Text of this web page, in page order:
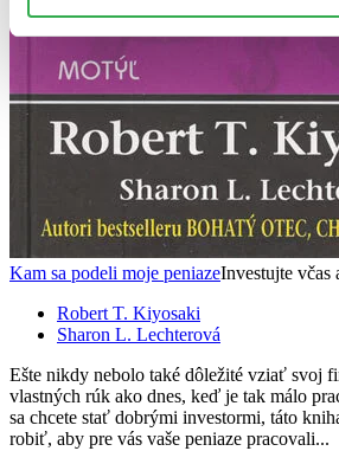
Kam sa podeli moje peniazeInvestujte včas
Robert T. Kiyosaki
Sharon L. Lechterová
Ešte nikdy nebolo také dôležité vziať svoj
vlastných rúk ako dnes, keď je tak málo
sa chcete stať dobrými investormi, táto
robiť, aby pre vás vaše peniaze pracovali...